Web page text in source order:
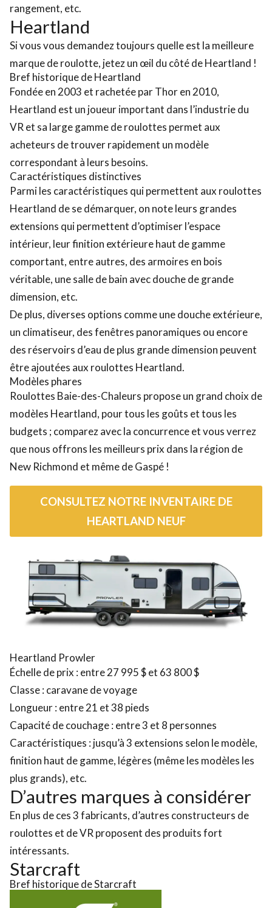
rangement, etc.
Heartland
Si vous vous demandez toujours quelle est la meilleure
marque de roulotte, jetez un œil du côté de Heartland !
Bref historique de Heartland
Fondée en 2003 et rachetée par Thor en 2010,
Heartland est un joueur important dans l’industrie du
VR et sa large gamme de roulottes permet aux
acheteurs de trouver rapidement un modèle
correspondant à leurs besoins.
Caractéristiques distinctives
Parmi les caractéristiques qui permettent aux roulottes
Heartland de se démarquer, on note leurs grandes
extensions qui permettent d’optimiser l’espace
intérieur, leur finition extérieure haut de gamme
comportant, entre autres, des armoires en bois
véritable, une salle de bain avec douche de grande
dimension, etc.
De plus, diverses options comme une douche extérieure,
un climatiseur, des fenêtres panoramiques ou encore
des réservoirs d’eau de plus grande dimension peuvent
être ajoutées aux roulottes Heartland.
Modèles phares
Roulottes Baie-des-Chaleurs propose un grand choix de
modèles Heartland, pour tous les goûts et tous les
budgets ; comparez avec la concurrence et vous verrez
que nous offrons les meilleurs prix dans la région de
New Richmond et même de Gaspé !
CONSULTEZ NOTRE INVENTAIRE DE
HEARTLAND NEUF
Heartland Prowler
Échelle de prix : entre 27 995 $ et 63 800 $
Classe : caravane de voyage
Longueur : entre 21 et 38 pieds
Capacité de couchage : entre 3 et 8 personnes
Caractéristiques : jusqu’à 3 extensions selon le modèle,
finition haut de gamme, légères (même les modèles les
plus grands), etc.
D’autres marques à considérer
En plus de ces 3 fabricants, d’autres constructeurs de
roulottes et de VR proposent des produits fort
intéressants.
Starcraft
Bref historique de Starcraft